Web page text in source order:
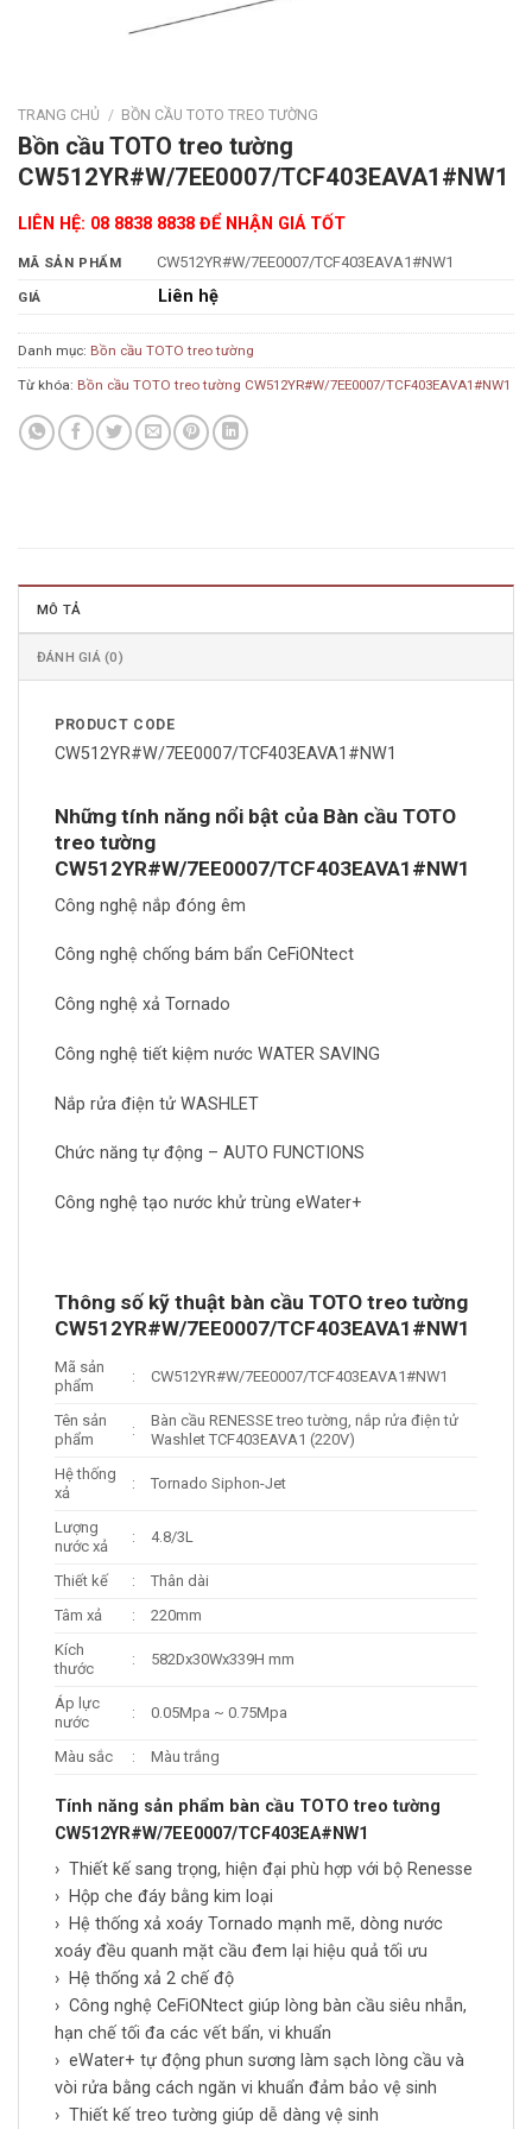
TRANG CHỦ / BỒN CẦU TOTO TREO TƯỜNG
Bồn cầu TOTO treo tường
CW512YR#W/7EE0007/TCF403EAVA1#NW1
LIÊN HỆ: 08 8838 8838 ĐỂ NHẬN GIÁ TỐT
MÃ SẢN PHẨM CW512YR#W/7EE0007/TCF403EAVA1#NW1
GIÁ Liên hệ
Danh mục: Bồn cầu TOTO treo tường
Từ khóa: Bồn cầu TOTO treo tường CW512YR#W/7EE0007/TCF403EAVA1#NW1
MÔ TẢ
ĐÁNH GIÁ (0)
PRODUCT CODE
CW512YR#W/7EE0007/TCF403EAVA1#NW1
Những tính năng nổi bật của Bàn cầu TOTO
treo tường
CW512YR#W/7EE0007/TCF403EAVA1#NW1
Công nghệ nắp đóng êm
Công nghệ chống bám bẩn CeFiONtect
Công nghệ xả Tornado
Công nghệ tiết kiệm nước WATER SAVING
Nắp rửa điện tử WASHLET
Chức năng tự động – AUTO FUNCTIONS
Công nghệ tạo nước khử trùng eWater+
Thông số kỹ thuật bàn cầu TOTO treo tường
CW512YR#W/7EE0007/TCF403EAVA1#NW1
Mã sản
phẩm
: CW512YR#W/7EE0007/TCF403EAVA1#NW1
Tên sản
phẩm
:
Bàn cầu RENESSE treo tường, nắp rửa điện tử
Washlet TCF403EAVA1 (220V)
Hệ thống
xả
: Tornado Siphon-Jet
Lượng
nước xả
: 4.8/3L
Thiết kế :
Thân dài
Tâm xả
:
220mm
Kích
thước
: 582Dx30Wx339H mm
Áp lực
nước
: 0.05Mpa ~ 0.75Mpa
Màu sắc : Màu trắng
Tính năng sản phẩm bàn cầu TOTO treo tường
CW512YR#W/7EE0007/TCF403EA#NW1
› Thiết kế sang trọng, hiện đại phù hợp với bộ Renesse
› Hộp che đáy bằng kim loại
› Hệ thống xả xoáy Tornado mạnh mẽ, dòng nước
xoáy đều quanh mặt cầu đem lại hiệu quả tối ưu
› Hệ thống xả 2 chế độ
› Công nghệ CeFiONtect giúp lòng bàn cầu siêu nhẵn,
hạn chế tối đa các vết bẩn, vi khuẩn
› eWater+ tự động phun sương làm sạch lòng cầu và
vòi rửa bằng cách ngăn vi khuẩn đảm bảo vệ sinh
› Thiết kế treo tường giúp dễ dàng vệ sinh